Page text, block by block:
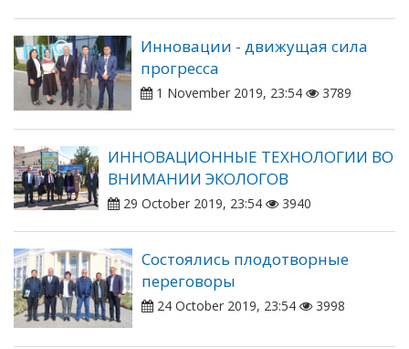
Инновации - движущая сила
прогресса
1 November 2019, 23:54 3789
ИННОВАЦИОННЫЕ ТЕХНОЛОГИИ ВО
ВНИМАНИИ ЭКОЛОГОВ
29 October 2019, 23:54 3940
Состоялись плодотворные
переговоры
24 October 2019, 23:54 3998